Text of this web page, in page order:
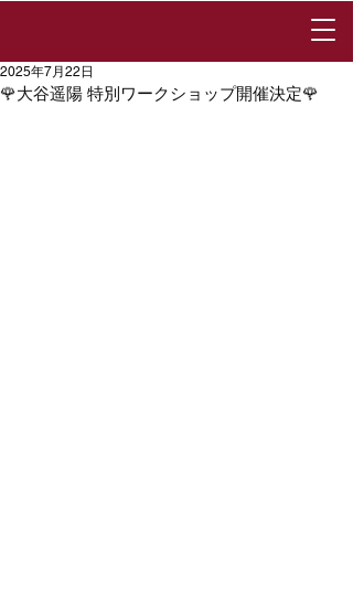
🌹大谷遥陽 特別ワークショップ開催決定🌹
2025年7月22日